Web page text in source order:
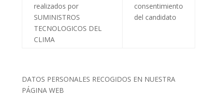
realizados por
SUMINISTROS
TECNOLOGICOS DEL
CLIMA
consentimiento
del candidato
DATOS PERSONALES RECOGIDOS EN NUESTRA
PÁGINA WEB